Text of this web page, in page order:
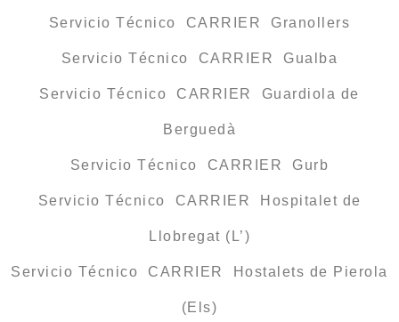
Servicio Técnico CARRIER Granollers
Servicio Técnico CARRIER Gualba
Servicio Técnico CARRIER Guardiola de
Berguedà
Servicio Técnico CARRIER Gurb
Servicio Técnico CARRIER Hospitalet de
Llobregat (L’)
Servicio Técnico CARRIER Hostalets de Pierola
(Els)